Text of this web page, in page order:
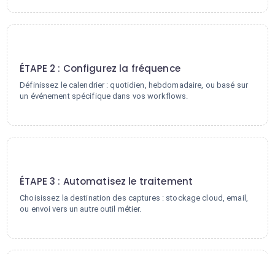
ÉTAPE 2 : Configurez la fréquence
Définissez le calendrier : quotidien, hebdomadaire, ou basé sur
un événement spécifique dans vos workflows.
ÉTAPE 3 : Automatisez le traitement
Choisissez la destination des captures : stockage cloud, email,
ou envoi vers un autre outil métier.